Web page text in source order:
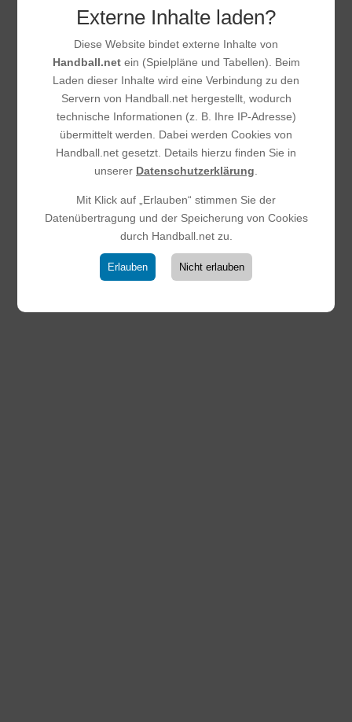
Neue Trikots und neue
Homepage – Ein starkes Zeichen
für unseren Verein!
15.11.2025|Allgemein,Weibliche D-Jugend,Weibliche B-
Jugend,Männliche D-Jugend,Männliche C-Jugend,
Männliche A-Jugend,Männer 2,Männer,Frauen,E-
Jugend
Unser Verein geht mit großen Schritten in die Zukunft: Alle
Mannschaften – von den Minis über E-, D-, C-, B- und A-
Jugend bis hin zur Frauenmannschaft und den beiden
Herrenteams – laufen ab sofort in einheitlichen Trikots auf.
Dieses einheitliche Erscheinungsbild...
Externe Inhalte laden?
Diese Website bindet externe Inhalte von
Handball.netein (Spielpläne und Tabellen). Beim
Laden dieser Inhalte wird eine Verbindung zu den
Servern von Handball.net hergestellt, wodurch
technische Informationen (z. B. Ihre IP-Adresse)
übermittelt werden. Dabei werden Cookies von
Handball.net gesetzt. Details hierzu finden Sie in
unserer Datenschutzerklärung
Mit Klick auf „Erlauben“ stimmen Sie der
Datenübertragung und der Speicherung von Cookies
durch Handball.net zu.
Erlauben Nicht erlauben